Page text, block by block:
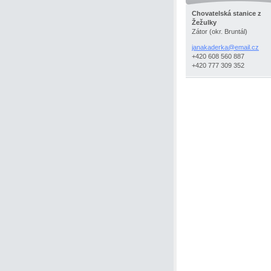
Chovatelská stanice z
Žežulky
Zátor (okr. Bruntál)
janakaderka@email.cz
+420 608 560 887
+420 777 309 352